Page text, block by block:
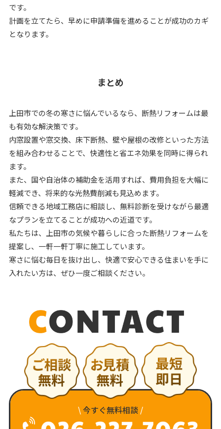
です。
計画を立てたら、早めに申請準備を進めることが成功のカギ
となります。
まとめ
上田市での冬の寒さに悩んでいるなら、断熱リフォームは最
も有効な解決策です。
内窓設置や窓交換、床下断熱、壁や屋根の改修といった方法
を組み合わせることで、快適性と省エネ効果を同時に得られ
ます。
また、国や自治体の補助金を活用すれば、費用負担を大幅に
軽減でき、将来的な光熱費削減も見込めます。
信頼できる地域工務店に相談し、無料診断を受けながら最適
なプランを立てることが成功への近道です。
私たちは、上田市の気候や暮らしに合った断熱リフォームを
提案し、一軒一軒丁寧に施工しています。
寒さに悩む毎日を抜け出し、快適で安心できる住まいを手に
入れたい方は、ぜひ一度ご相談ください。
\ 今すぐ無料相談 /